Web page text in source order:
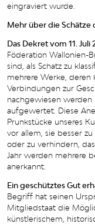
eingraviert wurde.
Mehr über die Schätze
Das Dekret vom 11. Juli
Föderation Wallonien-
sind, als Schatz zu
mehrere Werke, deren
Verbindungen zur
nachgewiesen werden
aufgewertet. Diese
Prunkstücke unseres
vor allem, sie besser
oder zu verhindern,
Jahr werden mehrere
anerkannt.
Ein geschütztes Gut
Begriff hat seinen
Mitgliedstaat die
künstlerischem,